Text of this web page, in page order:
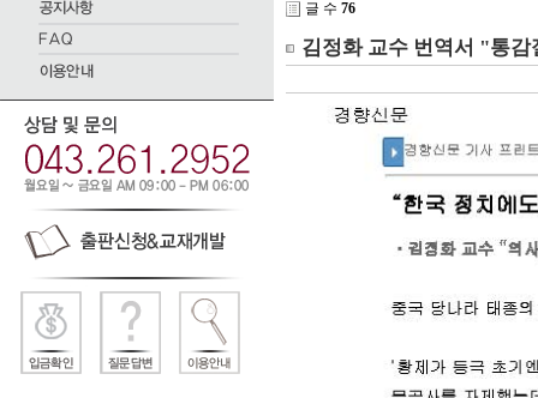
글 수 76
김정화 교수 번역서 "통